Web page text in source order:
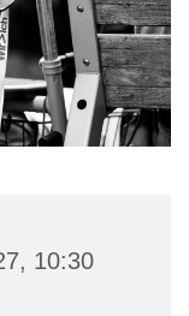
10:30